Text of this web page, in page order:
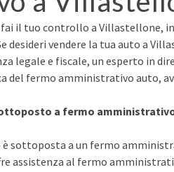
il tuo controllo a Villastellone,
desideri vendere la tua auto a
legale e fiscale, un esperto in
fermo amministrativo auto,
a fermo
è sottoposta a un fermo
assistenza al fermo